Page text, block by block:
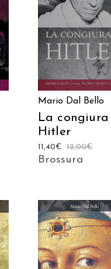
AGGIUNGI AL
CARRELLO
Mario Dal Bello
La
Hitler
12,00€
11,40€
Brossura
AGGIUNGI AL